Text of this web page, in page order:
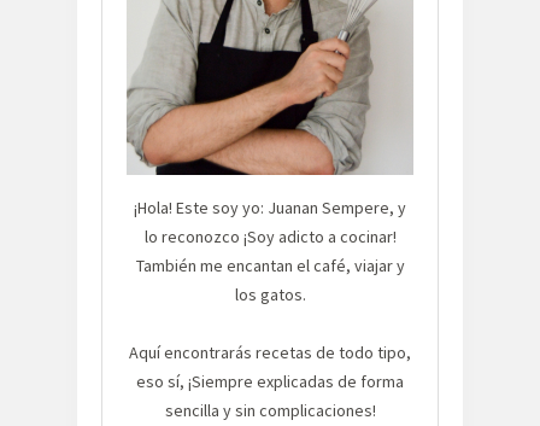
¡Hola! Este soy yo: Juanan Sempere, y
lo reconozco ¡Soy adicto a cocinar!
También me encantan el café, viajar y
los gatos.
Aquí encontrarás recetas de todo tipo,
eso sí, ¡Siempre explicadas de forma
sencilla y sin complicaciones!